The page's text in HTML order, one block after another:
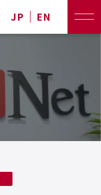
JP EN